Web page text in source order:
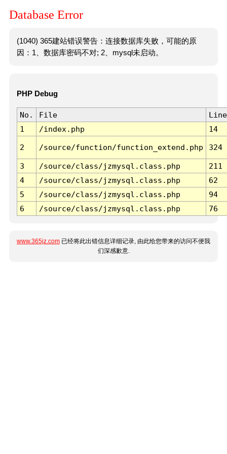
Database Error
(1040) 365建站错误警告：连接数据库失败，可能的原
因：1、数据库密码不对; 2、mysql未启动。
PHP Debug
No. File
Line
1
/index.php 14
2 /source/function/function_extend.php 324
3 /source/class/jzmysql.class.php
211
4
/source/class/jzmysql.class.php
62
5
/source/class/jzmysql.class.php
94
6
/source/class/jzmysql.class.php 76
www.365jz.com 已经将此出错信息详细记录, 由此给您带来的访问不便我
们深感歉意.